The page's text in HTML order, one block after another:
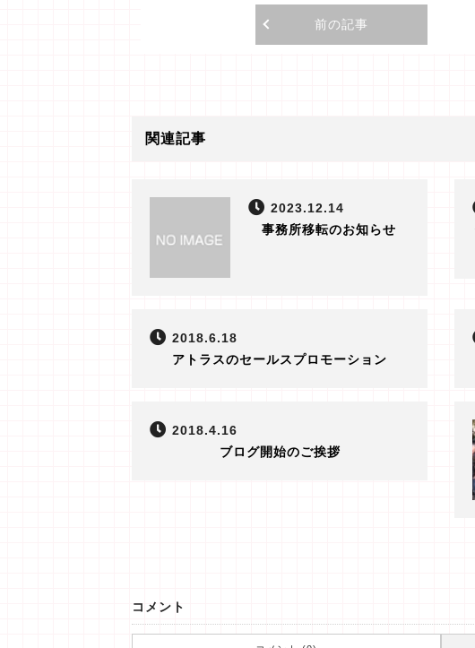
前の記事
関連記事
2023.12.14
事務所移転のお知らせ
2018.6.18
アトラスのセールスプロモーション
2018.4.16
ブログ開始のご挨拶
コメント